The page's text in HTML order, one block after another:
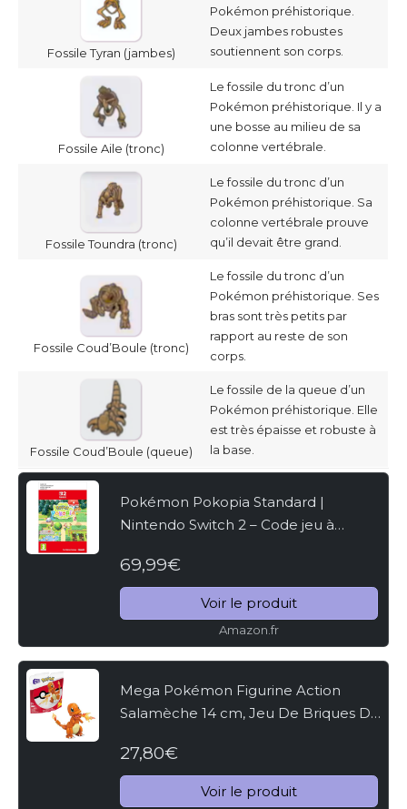
Fossile Tyran (jambes)
Pokémon préhistorique.
Deux jambes robustes
soutiennent son corps.
Fossile Aile (tronc)
Le fossile du tronc d’un
Pokémon préhistorique. Il y a
une bosse au milieu de sa
colonne vertébrale.
Fossile Toundra (tronc)
Le fossile du tronc d’un
Pokémon préhistorique. Sa
colonne vertébrale prouve
qu’il devait être grand.
Fossile Coud’Boule (tronc)
Le fossile du tronc d’un
Pokémon préhistorique. Ses
bras sont très petits par
rapport au reste de son
corps.
Fossile Coud’Boule (queue)
Le fossile de la queue d’un
Pokémon préhistorique. Elle
est très épaisse et robuste à
la base.
Pokémon Pokopia Standard |
Nintendo Switch 2 – Code jeu à
69,99€
Voir le produit
Amazon.fr
Mega Pokémon Figurine Action
Salamèche 14 cm, Jeu De Briques De
Modèle Pokémon À Collectionner
avec 180 Pièces, Jouet...
27,80€
Voir le produit